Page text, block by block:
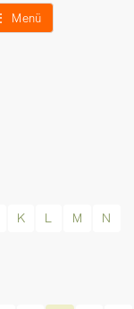
Menü
K L M
N